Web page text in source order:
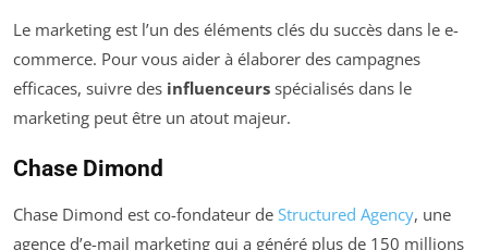
Le marketing est l’un des éléments clés du succès dans le e-
commerce. Pour vous aider à élaborer des campagnes
efficaces, suivre des influenceurs spécialisés dans le
marketing peut être un atout majeur.
Chase Dimond
Chase Dimond est co-fondateur de Structured Agency, une
agence d’e-mail marketing qui a généré plus de 150 millions